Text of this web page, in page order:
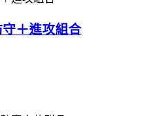
守＋進攻組合